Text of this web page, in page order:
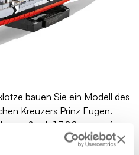
bauen Sie ein Modell des
Kreuzers Prinz Eugen.
1:300 entworfen.
Set wird sicherlich große